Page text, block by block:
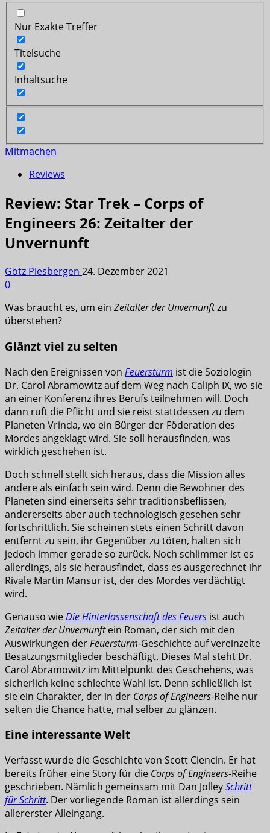
Nur Exakte Treffer
Titelsuche
Inhaltsuche
Mitmachen
Reviews
Review: Star Trek – Corps of
Engineers 26: Zeitalter der
Unvernunft
Götz Piesbergen 24. Dezember 2021
0
Was braucht es, um ein Zeitalter der Unvernunftzu
überstehen?
Glänzt viel zu selten
Nach den Ereignissen von Feuersturm ist die Soziologin
Dr. Carol Abramowitz auf dem Weg nach Caliph IX, wo sie
an einer Konferenz ihres Berufs teilnehmen will. Doch
dann ruft die Pflicht und sie reist stattdessen zu dem
Planeten Vrinda, wo ein Bürger der Föderation des
Mordes angeklagt wird. Sie soll herausfinden, was
wirklich geschehen ist.
Doch schnell stellt sich heraus, dass die Mission alles
andere als einfach sein wird. Denn die Bewohner des
Planeten sind einerseits sehr traditionsbeflissen,
andererseits aber auch technologisch gesehen sehr
fortschrittlich. Sie scheinen stets einen Schritt davon
entfernt zu sein, ihr Gegenüber zu töten, halten sich
jedoch immer gerade so zurück. Noch schlimmer ist es
allerdings, als sie herausfindet, dass es ausgerechnet ihr
Rivale Martin Mansur ist, der des Mordes verdächtigt
wird.
Genauso wieDie Hinterlassenschaft des Feuers ist auch
Zeitalter der Unvernunftein Roman, der sich mit den
Auswirkungen derFeuersturm-Geschichte auf vereinzelte
Besatzungsmitglieder beschäftigt. Dieses Mal steht Dr.
Carol Abramowitz im Mittelpunkt des Geschehens, was
sicherlich keine schlechte Wahl ist. Denn schließlich ist
sie ein Charakter, der in der Corps of Engineers-Reihe nur
selten die Chance hatte, mal selber zu glänzen.
Eine interessante Welt
Verfasst wurde die Geschichte von Scott Ciencin. Er hat
bereits früher eine Story für die Corps of Engineers-Reihe
geschrieben. Nämlich gemeinsam mit Dan JolleySchritt
für Schritt. Der vorliegende Roman ist allerdings sein
allererster Alleingang.